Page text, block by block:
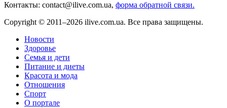
Контакты: contact@ilive.com.ua, форма обратной связи.
Copyright © 2011–2026 ilive.com.ua. Все права защищены.
Новости
Здоровье
Семья и дети
Питание и диеты
Красота и мода
Отношения
Спорт
О портале